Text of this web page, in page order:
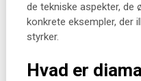
de tekniske aspekter, de
konkrete eksempler, der
styrker.
Hvad er